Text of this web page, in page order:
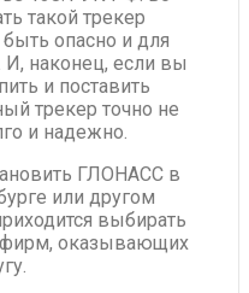
такой трекер
опасно и для
наконец, если вы
и поставить
трекер точно не
и надежно.
ГЛОНАСС в
или другом
выбирать
фирм, оказывающих